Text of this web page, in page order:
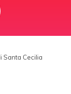
Santa Cecilia